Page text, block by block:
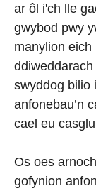
ar ôl i'ch lle
gwybod pwy
manylion eich
swyddog bilio
anfonebau’n
cael eu
Os oes
gofynion